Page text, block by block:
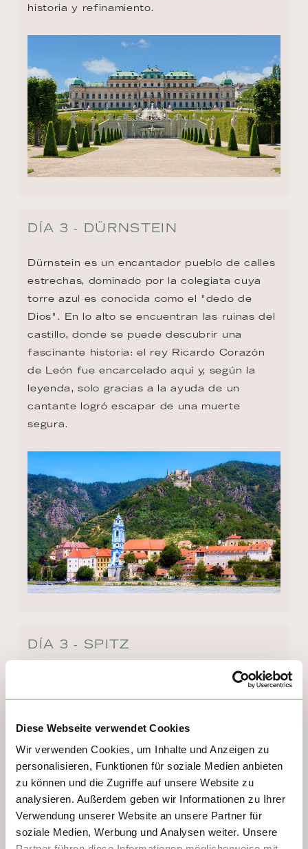
Diese Webseite verwendet Cookies
Wir verwenden Cookies, um Inhalte und Anzeigen zu
personalisieren, Funktionen für soziale Medien anbieten
zu können und die Zugriffe auf unsere Website zu
analysieren. Außerdem geben wir Informationen zu Ihrer
Verwendung unserer Website an unsere Partner für
soziale Medien, Werbung und Analysen weiter. Unsere
historia y refinamiento.
DÍA 3 - DÜRNSTEIN
Dürnstein es un encantador pueblo de calles
estrechas, dominado por la colegiata cuya
torre azul es conocida como el "dedo de
Dios". En lo alto se encuentran las ruinas del
castillo, donde se puede descubrir una
fascinante historia: el rey Ricardo Corazón
de León fue encarcelado aquí y, según la
leyenda, solo gracias a la ayuda de un
cantante logró escapar de una muerte
segura.
DÍA 3 - SPITZ